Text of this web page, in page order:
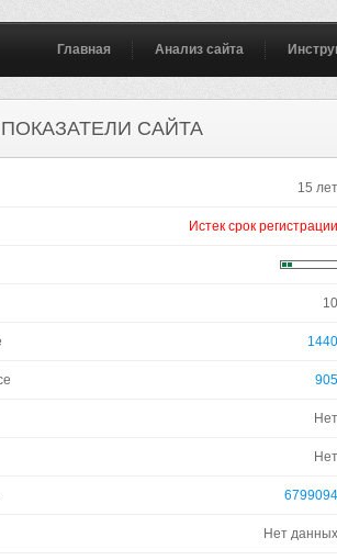
Главная Анализ сайта
САЙТА
15 лет
Истек срок регистрации
10
1440
905
Нет
Нет
6799094
Нет данных